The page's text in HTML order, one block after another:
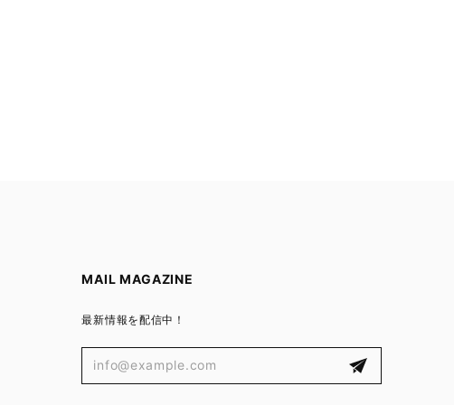
MAIL MAGAZINE
最新情報を配信中！